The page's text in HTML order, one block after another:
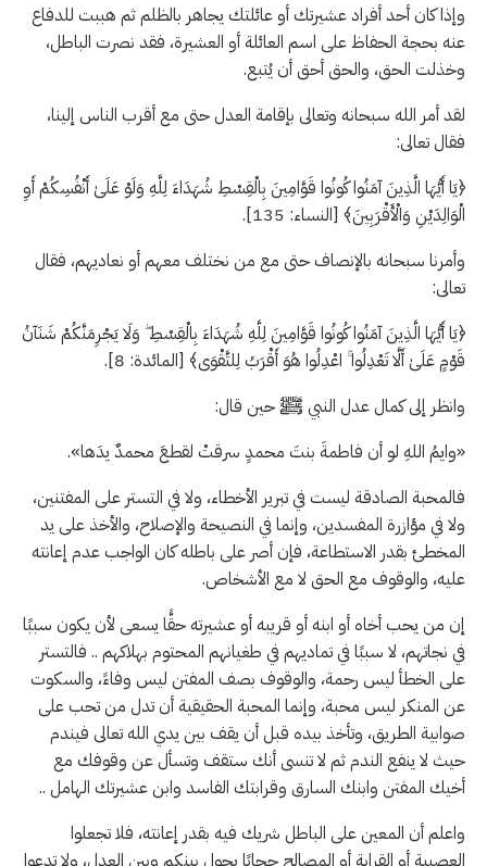
وإذا كان أحد أفراد عشيرتك أو عائلتك يجاهر بالظلم ثم هببت للدفاع
عنه بحجة الحفاظ على اسم العائلة أو العشيرة، فقد نصرت الباطل،
وخذلت الحق، والحق أحق أن يُتبع.
لقد أمر الله سبحانه وتعالى بإقامة العدل حتى مع أقرب الناس إلينا،
فقال تعالى:
﴿يَا أَيُّهَا الَّذِينَ آمَنُوا كُونُوا قَوَّامِينَ بِالْقِسْطِ شُهَدَاءَ لِلَّهِ وَلَوْ عَلَىٰ أَنْفُسِكُمْ أَوِ
الْوَالِدَيْنِ وَالْأَقْرَبِينَ﴾ [النساء: 135].
وأمرنا سبحانه بالإنصاف حتى مع من نختلف معهم أو نعاديهم، فقال
تعالى:
﴿يَا أَيُّهَا الَّذِينَ آمَنُوا كُونُوا قَوَّامِينَ لِلَّهِ شُهَدَاءَ بِالْقِسْطِ ۖ وَلَا يَجْرِمَنَّكُمْ شَنَآنُ
قَوْمٍ عَلَىٰ أَلَّا تَعْدِلُوا ۚ اعْدِلُوا هُوَ أَقْرَبُ لِلتَّقْوَى﴾ [المائدة: 8].
وانظر إلى كمال عدل النبي ﷺ حين قال:
«وايمُ اللهِ لو أن فاطمةَ بنتَ محمدٍ سرقتْ لقطعَ محمدٌ يدَها».
فالمحبة الصادقة ليست في تبرير الأخطاء، ولا في التستر على المفتنين،
ولا في مؤازرة المفسدين، وإنما في النصيحة والإصلاح، والأخذ على يد
المخطئ بقدر الاستطاعة، فإن أصر على باطله كان الواجب عدم إعانته
عليه، والوقوف مع الحق لا مع الأشخاص.
إن من يحب أخاه أو ابنه أو قريبه أو عشيرته حقًّا يسعى لأن يكون سببًا
في نجاتهم، لا سببًا في تماديهم في طغيانهم المحتوم بهلاكهم .. فالتستر
على الخطأ ليس رحمة، والوقوف بصف المفتن ليس وفاءً، والسكوت
عن المنكر ليس محبة، وإنما المحبة الحقيقية أن تدل من تحب على
صوابية الطريق، وتأخذ بيده قبل أن يقف بين يدي الله تعالى فيندم
حيث لا ينفع الندم ثم لا تنسى أنك ستقف وتسأل عن وقوفك مع
أخيك المفتن وابنك السارق وقرابتك الفاسد وابن عشيرتك الهامل ..
واعلم أن المعين على الباطل شريك فيه بقدر إعانته، فلا تجعلوا
العصبية أو القرابة أو المصالح حجابًا يحول بينكم وبين العدل، ولا تدعوا